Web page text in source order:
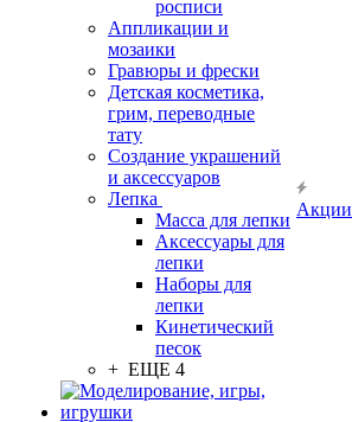
росписи
Аппликации и
мозаики
Гравюры и фрески
Детская косметика,
грим, переводные
тату
Создание украшений
и аксессуаров
Лепка
Масса для лепки
Аксессуары для
лепки
Наборы для
лепки
Кинетический
песок
+ ЕЩЕ 4
Акции